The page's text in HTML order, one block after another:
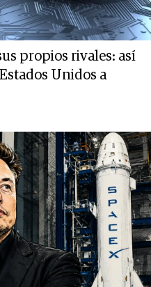
propios rivales: así
Unidos a